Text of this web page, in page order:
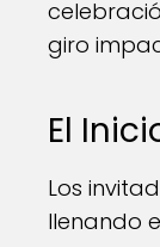
giro
El
Los
llenando